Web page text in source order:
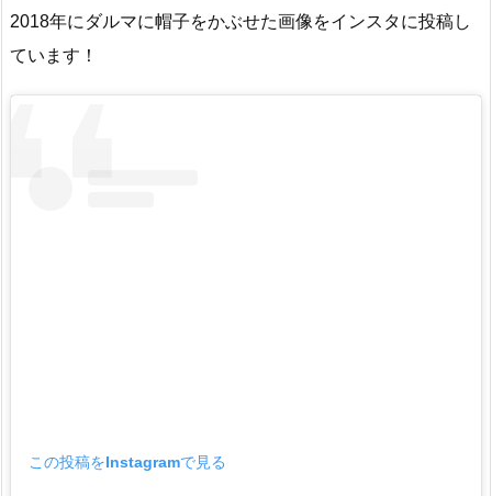
2018年にダルマに帽子をかぶせた画像をインスタに投稿し
ています！
この投稿をInstagramで見る